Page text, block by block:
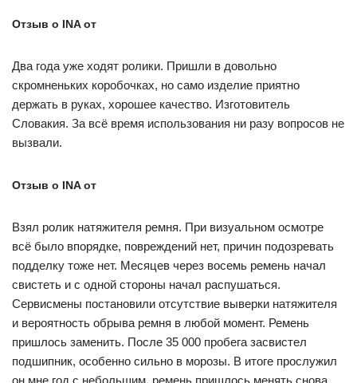
Отзыв о INA от
Два года уже ходят ролики. Пришли в довольно
скромненьких коробочках, но само изделие приятно
держать в руках, хорошее качество. Изготовитель
Словакия. За всё время использования ни разу вопросов не
вызвали.
Отзыв о INA от
Взял ролик натяжителя ремня. При визуальном осмотре
всё было впорядке, повреждений нет, причин подозревать
подделку тоже нет. Месяцев через восемь ремень начал
свистеть и с одной стороны начал распушаться.
Сервисмены постановили отсутствие выверки натяжителя
и вероятность обрыва ремня в любой момент. Ремень
пришлось заменить. После 35 000 пробега засвистел
подшипник, особенно сильно в морозы. В итоге прослужил
он мне год с небольшим, ремень пришлось менять снова.